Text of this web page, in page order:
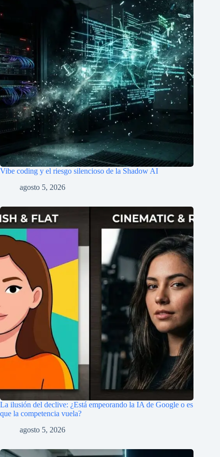
Vibe coding y el riesgo silencioso de la Shadow AI
agosto 5, 2026
La ilusión del declive: ¿Está empeorando la IA de Google o es
que la competencia vuela?
agosto 5, 2026